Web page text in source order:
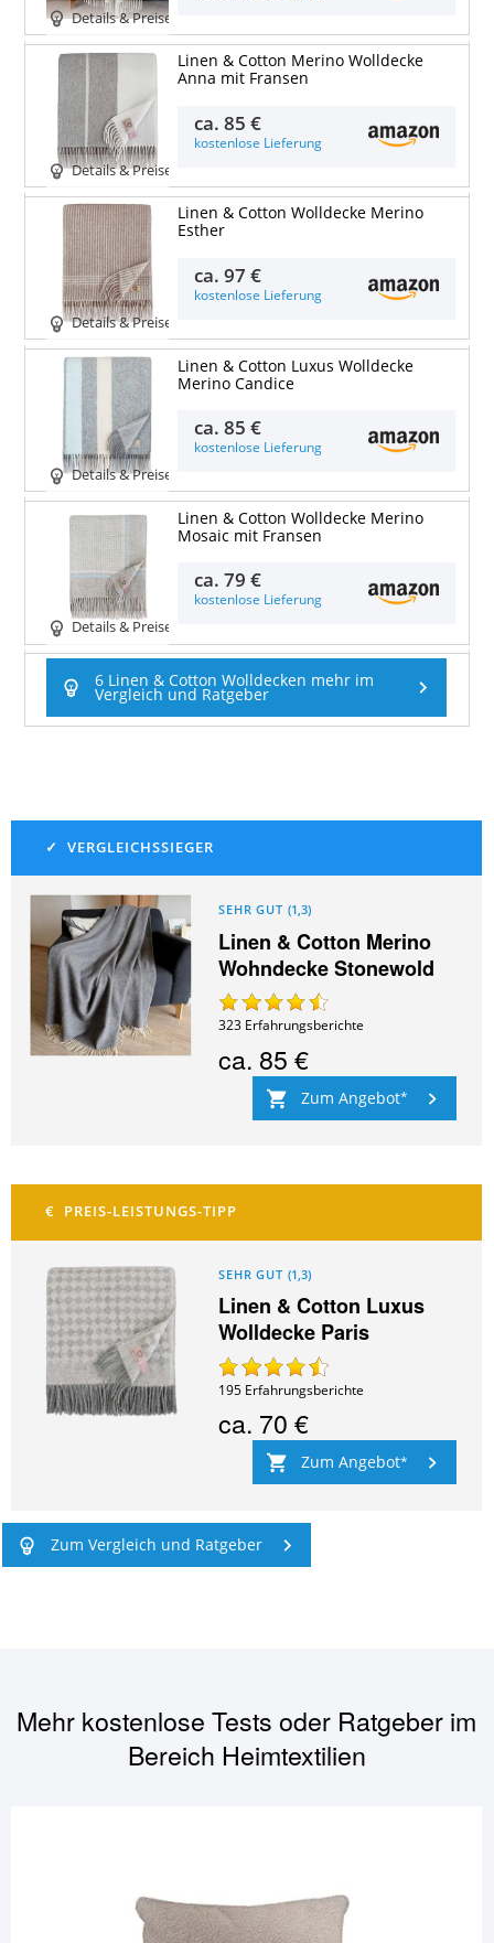
Details & Preise
Details & Preise
Linen & Cotton Merino Wolldecke
Anna mit Fransen
ca.85 €
kostenlose Lieferung
Details & Preise
Linen & Cotton Wolldecke Merino
Esther
ca.97 €
kostenlose Lieferung
Details & Preise
Linen & Cotton Luxus Wolldecke
Merino Candice
ca.85 €
kostenlose Lieferung
Details & Preise
Linen & Cotton Wolldecke Merino
Mosaic mit Fransen
ca.79 €
kostenlose Lieferung
6 Linen & Cotton Wolldecken mehr im
Vergleich und Ratgeber
SEHR GUT (1,3)
Linen & Cotton Merino
Wohndecke Stonewold
323 Erfahrungsberichte
ca. 85 €
Zum Angebot
SEHR GUT (1,3)
Linen & Cotton Luxus
Wolldecke Paris
195 Erfahrungsberichte
ca. 70 €
Zum Angebot
Zum Vergleich und Ratgeber
Mehr kostenlose Tests oder Ratgeber im
Bereich Heimtextilien